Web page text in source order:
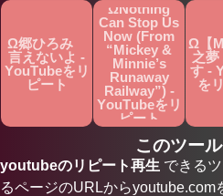
Ω郷ひろみ
言えないよ -
YouTubeをリ
ピート
ΩNothing
Can Stop Us
Now (From
“Mickey &
Minnie’s
Runaway
Railway”) -
YouTubeをリ
ピート
Ω【
之夢
す -
を
このツー
youtubeのリピート再生 できる
るページのURLからyoutube.com